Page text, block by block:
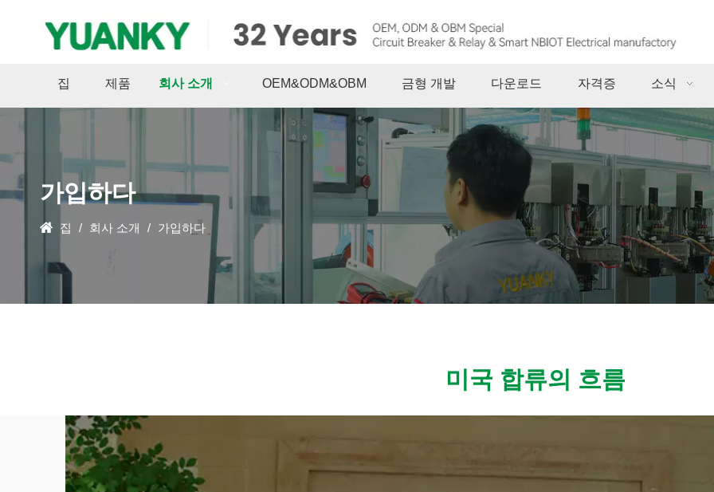
집 제품 회사 소개 OEM&ODM&OBM 금형 개발 다운로드 자격증 소식
가입하다
집 / 회사 소개 / 가입하다
미국 합류의 흐름